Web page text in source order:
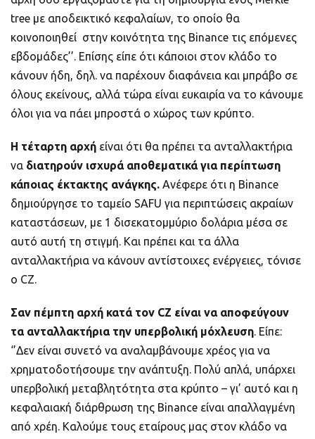
tree με αποδεικτικό κεφαλαίων, το οποίο θα
κοινοποιηθεί στην κοινότητα της Binance τις επόμενες
εβδομάδες’’. Επίσης είπε ότι κάποιοι στον κλάδο το
κάνουν ήδη, δηλ. να παρέχουν διαφάνεια και μπράβο σε
όλους εκείνους, αλλά τώρα είναι ευκαιρία να το κάνουμε
όλοι για να πάει μπροστά ο χώρος των κρύπτο.
Η τέταρτη αρχή είναι ότι θα πρέπει τα ανταλλακτήρια
να διατηρούν ισχυρά αποθεματικά για περίπτωση
κάποιας έκτακτης ανάγκης. Ανέφερε ότι η Binance
δημιούργησε το ταμείο SAFU για περιπτώσεις ακραίων
καταστάσεων, με 1 δισεκατομμύριο δολάρια μέσα σε
αυτό αυτή τη στιγμή. Και πρέπει και τα άλλα
ανταλλακτήρια να κάνουν αντίστοιχες ενέργειες, τόνισε
ο CZ.
Σαν πέμπτη αρχή κατά τον CZ είναι να αποφεύγουν
τα ανταλλακτήρια την υπερβολική μόχλευση. Είπε:
‘’Δεν είναι συνετό να αναλαμβάνουμε χρέος για να
χρηματοδοτήσουμε την ανάπτυξη. Πολύ απλά, υπάρχει
υπερβολική μεταβλητότητα στα κρύπτο – γι’ αυτό και η
κεφαλαιακή διάρθρωση της Binance είναι απαλλαγμένη
από χρέη. Καλούμε τους εταίρους μας στον κλάδο να